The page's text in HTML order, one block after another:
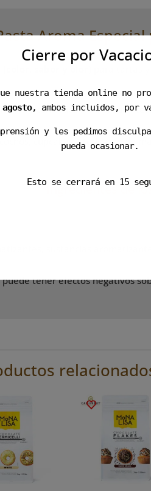
Aroma
para tartas
junto con todos los ingredientes.
cupcakes y todo tipo de
Ingredientes de
sustancias
tener efectos negativos
Cierre por
nuestra tienda online no
agosto, ambos incluidos, por
y les pedimos
pueda ocasionar.
Esto se cerrará en 14